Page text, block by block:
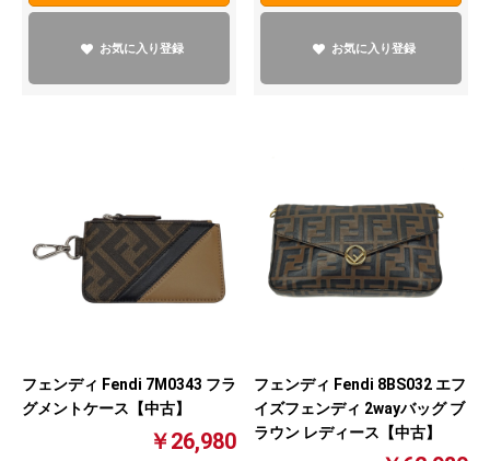
お気に入り登録 お気に入り登録
フェンディ Fendi 7M0343 フラ
グメントケース【中古】
￥26,980
フェンディ Fendi 8BS032 エフ
イズフェンディ 2wayバッグ ブ
ラウン レディース【中古】